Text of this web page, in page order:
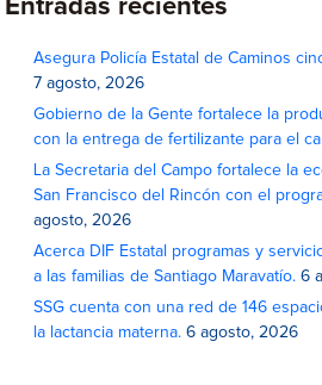
Entradas recientes
Asegura Policía Estatal de Caminos
7 agosto, 2026
Gobierno de la Gente fortalece la
con la entrega de fertilizante para el
La Secretaria del Campo fortalece la
San Francisco del Rincón con el
agosto, 2026
Acerca DIF Estatal programas y
a las familias de Santiago Maravatío. 6
SSG cuenta con una red de 146
la lactancia materna. 6 agosto, 2026